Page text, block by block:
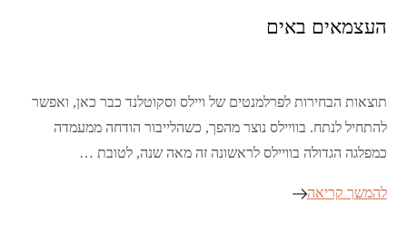
העצמאים באים
תוצאות הבחירות לפרלמנטים של ויילס וסקוטלנד כבר כאן, ואפשר
להתחיל לנתח. בוויילס נוצר מהפך, כשהלייבור הודחה ממעמדה
כמפלגה הגדולה בוויילס לראשונה זה מאה שנה, לטובת …
להמשך קריאה